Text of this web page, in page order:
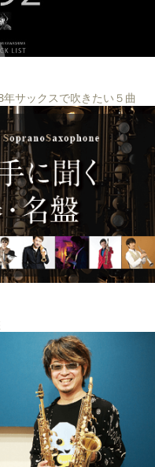
サックスで吹きたい５曲